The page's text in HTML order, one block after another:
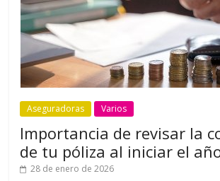
Aseguradoras Varios
Importancia de revisar la
de tu póliza al iniciar el
28 de enero de 2026